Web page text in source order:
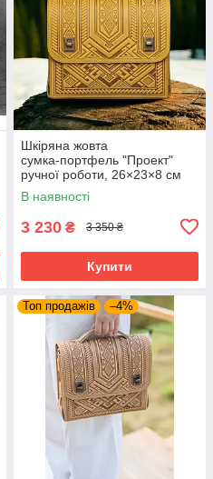
Шкіряна жовта
сумка‑портфель "Проект"
ручної роботи, 26×23×8 см
В наявності
3 230 ₴ 3 350 ₴
Купити
Топ продажів –4%